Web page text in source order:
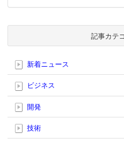
記事カテ
新着ニュース
ビジネス
開発
技術